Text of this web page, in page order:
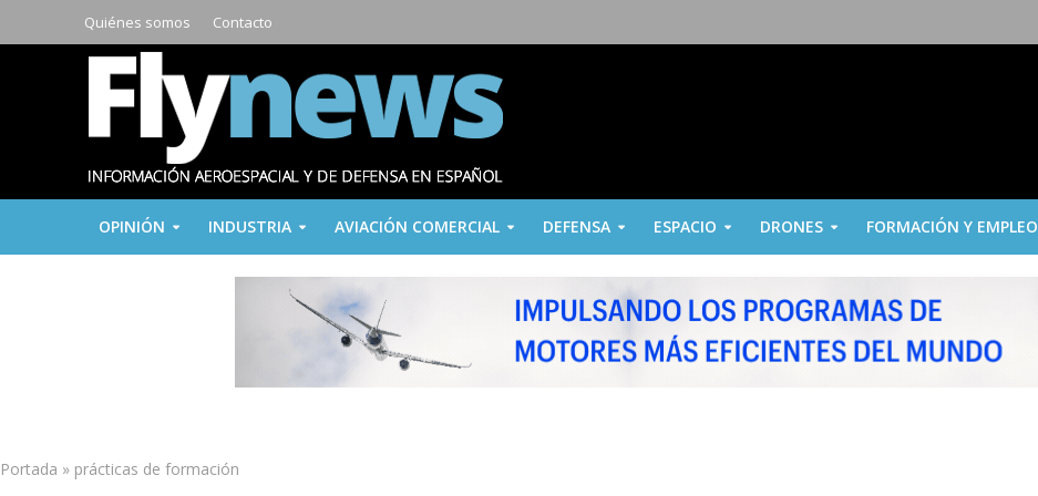
Quiénes somos Contacto
OPINIÓN INDUSTRIA AVIACIÓN COMERCIAL DEFENSA ESPACIO DRONES FORMACIÓN Y EMPLEO
Portada » prácticas de formación